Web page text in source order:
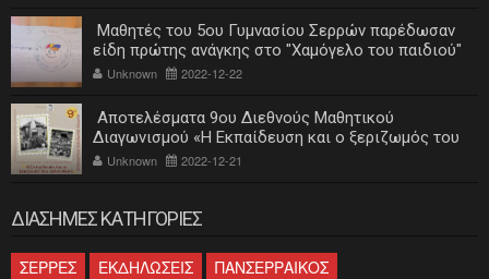
Μαθητές του 5ου Γυμνασίου Σερρών παρέδωσαν
είδη πρώτης ανάγκης στο "Χαμόγελο του παιδιού"
Unknown 2022-12-22
Αποτελέσματα 9ου Διεθνούς Μαθητικού
Διαγωνισμού «Η Εκπαίδευση και ο ξεριζωμός του
ελληνισμού»
Unknown 2022-12-21
ΔΙΑΣΗΜΕΣ ΚΑΤΗΓΟΡΙΕΣ
ΣΕΡΡΕΣ ΕΚΔΗΛΩΣΕΙΣ
ΠΑΝΣΕΡΡΑΙΚΟΣ